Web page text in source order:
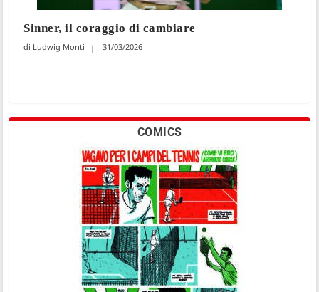
Sinner, il coraggio di cambiare
Ludwig Monti 31/03/2026
COMICS